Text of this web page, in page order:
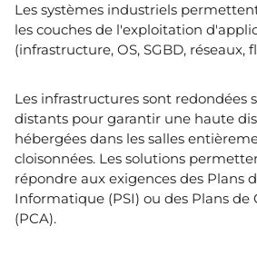
Les systèmes industriels
les couches de l'exploitation
(infrastructure, OS, SGBD, réseaux,
Les infrastructures sont redondées
distants pour garantir une haute
hébergées dans les salles
cloisonnées. Les solutions
répondre aux exigences des Plans
Informatique (PSI) ou des Plans
(PCA).